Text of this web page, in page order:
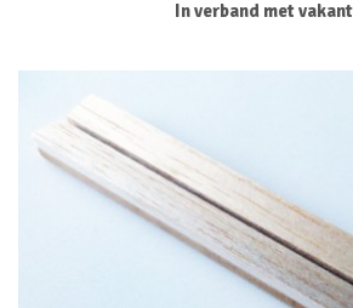
In verband met